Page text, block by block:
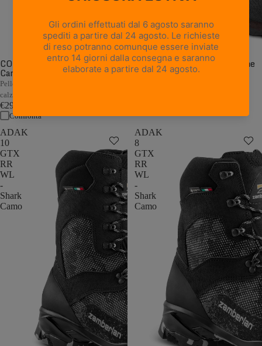
CORMONS NBK GTX WL -
Camouflage
Pelle Nubuck camo con flex morbido e
calzata a pianta larga
€299,00
Confronta
CORMONS GTX WL - Marrone
Scuro/Arancio
ADAK
10
GTX
RR
WL
-
Shark
Camo
ADAK
8
GTX
RR
WL
-
Shark
Camo